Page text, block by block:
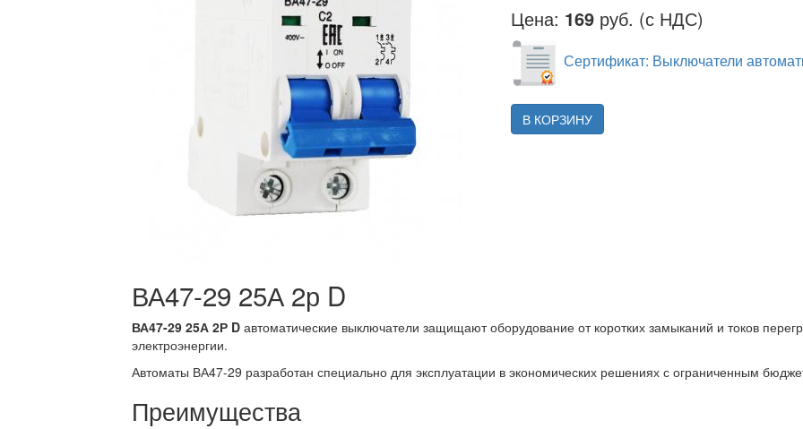
Цена: 169 руб. (с НДС)
Сертификат: Выключатели
В КОРЗИНУ
ВА47-29 25А 2р D
ВА47-29 25А 2Р D автоматические выключатели защищают оборудование от коротких замыканий и токов
электроэнергии.
Автоматы ВА47-29 разработан специально для эксплуатации в экономических решениях с ограниченным
Преимущества